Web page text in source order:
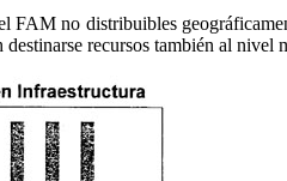
FAM no distribuibles
recursos también al